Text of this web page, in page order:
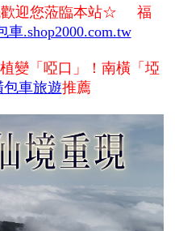
迎您蒞臨本站☆ 福
車.shop2000.com.tw
變「啞口」！南橫「埡
包車旅遊推薦